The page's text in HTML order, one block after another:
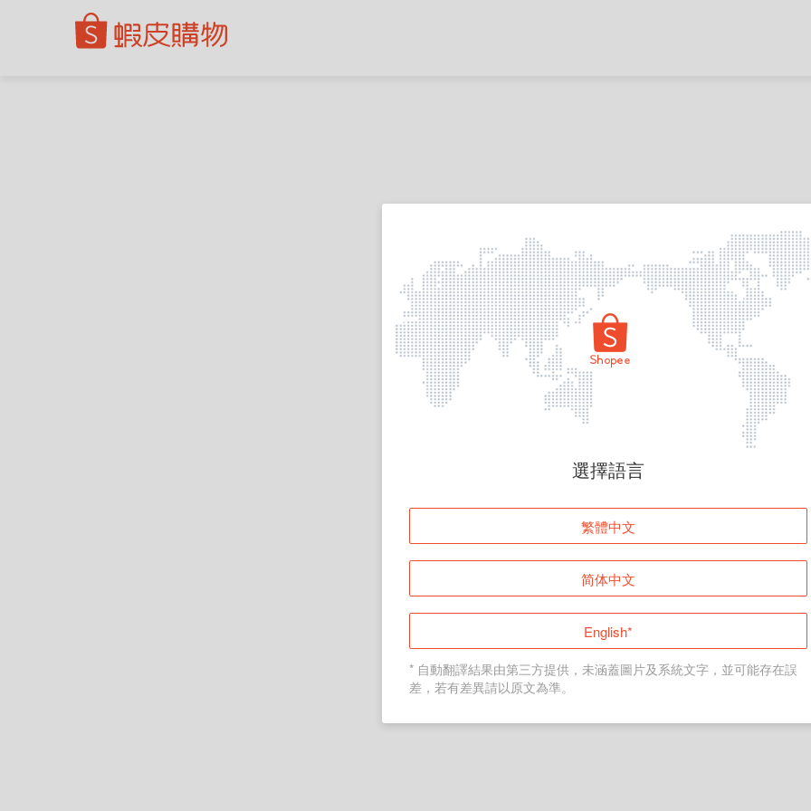
頁面無法顯示
登入
返回首頁
選擇語言
繁體中文
简体中文
English*
* 自動翻譯結果由第三方提供，未涵蓋圖片及系統文字，並可能存在誤
差，若有差異請以原文為準。